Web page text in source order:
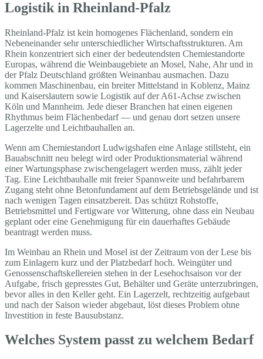
Logistik in Rheinland-Pfalz
Rheinland-Pfalz ist kein homogenes Flächenland, sondern ein
Nebeneinander sehr unterschiedlicher Wirtschaftsstrukturen. Am
Rhein konzentriert sich einer der bedeutendsten Chemiestandorte
Europas, während die Weinbaugebiete an Mosel, Nahe, Ahr und in
der Pfalz Deutschland größten Weinanbau ausmachen. Dazu
kommen Maschinenbau, ein breiter Mittelstand in Koblenz, Mainz
und Kaiserslautern sowie Logistik auf der A61-Achse zwischen
Köln und Mannheim. Jede dieser Branchen hat einen eigenen
Rhythmus beim Flächenbedarf — und genau dort setzen unsere
Lagerzelte und Leichtbauhallen an.
Wenn am Chemiestandort Ludwigshafen eine Anlage stillsteht, ein
Bauabschnitt neu belegt wird oder Produktionsmaterial während
einer Wartungsphase zwischengelagert werden muss, zählt jeder
Tag. Eine Leichtbauhalle mit freier Spannweite und befahrbarem
Zugang steht ohne Betonfundament auf dem Betriebsgelände und ist
nach wenigen Tagen einsatzbereit. Das schützt Rohstoffe,
Betriebsmittel und Fertigware vor Witterung, ohne dass ein Neubau
geplant oder eine Genehmigung für ein dauerhaftes Gebäude
beantragt werden muss.
Im Weinbau an Rhein und Mosel ist der Zeitraum von der Lese bis
zum Einlagern kurz und der Platzbedarf hoch. Weingüter und
Genossenschaftskellereien stehen in der Lesehochsaison vor der
Aufgabe, frisch gepresstes Gut, Behälter und Geräte unterzubringen,
bevor alles in den Keller geht. Ein Lagerzelt, rechtzeitig aufgebaut
und nach der Saison wieder abgebaut, löst dieses Problem ohne
Investition in feste Bausubstanz.
Welches System passt zu welchem Bedarf